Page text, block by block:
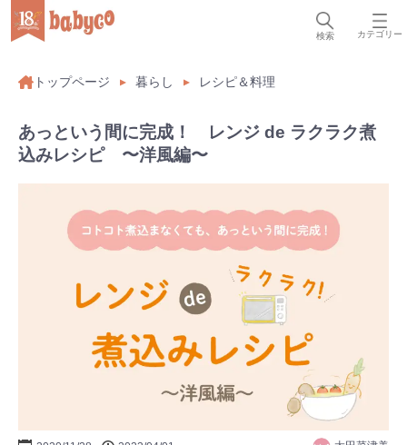
検索 カテゴリー
トップページ 暮らし レシピ＆料理
あっという間に完成！ レンジ de ラクラク煮
込みレシピ 〜洋風編〜